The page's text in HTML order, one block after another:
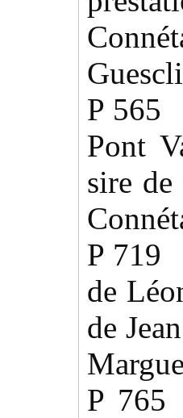
P 565
Pont
sire
P 719
de
de
P